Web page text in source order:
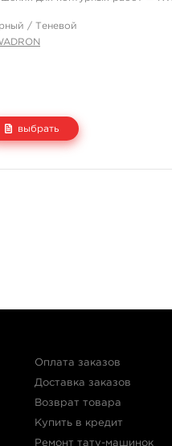
/ Теневой
выбрать
Оплата заказов
Доставка заказов
Возврат товара
Купить в кредит
Ремонт тату-машинок